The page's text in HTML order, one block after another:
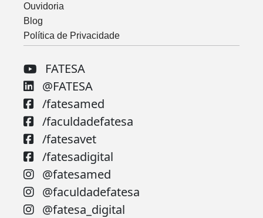
Ouvidoria
Blog
Política de Privacidade
FATESA
@FATESA
/fatesamed
/faculdadefatesa
/fatesavet
/fatesadigital
@fatesamed
@faculdadefatesa
@fatesa_digital